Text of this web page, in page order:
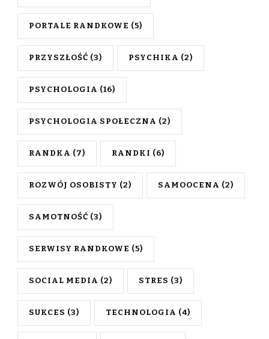
PORTALE RANDKOWE (5)
PRZYSZŁOŚĆ (3) PSYCHIKA (2)
PSYCHOLOGIA (16)
PSYCHOLOGIA SPOŁECZNA (2)
RANDKA (7) RANDKI (6)
ROZWÓJ OSOBISTY (2) SAMOOCENA (2)
SAMOTNOŚĆ (3)
SERWISY RANDKOWE (5)
SOCIAL MEDIA (2) STRES (3)
SUKCES (3) TECHNOLOGIA (4)